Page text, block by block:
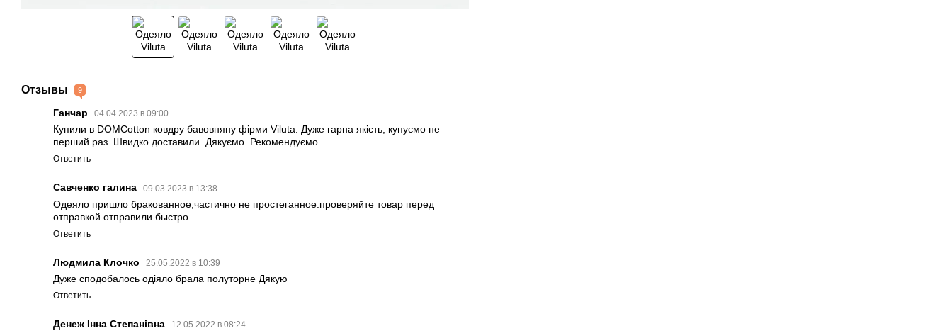
Отзывы 9
Ганчар 04.04.2023 в 09:00
Купили в DOMCotton ковдру бавовняну фірми Viluta. Дуже гарна якість, купуємо не
перший раз. Швидко доставили. Дякуємо. Рекомендуємо.
Ответить
Савченко галина 09.03.2023 в 13:38
Одеяло пришло бракованное,частично не простеганное.проверяйте товар перед
отправкой.отправили быстро.
Ответить
Людмила Клочко 25.05.2022 в 10:39
Дуже сподобалось одіяло брала полуторне Дякую
Ответить
Денеж Інна Степанівна 12.05.2022 в 08:24